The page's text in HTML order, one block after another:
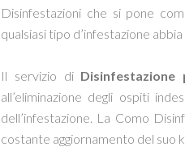
Disinfestazioni che si pone
qualsiasi tipo d’infestazione
Il servizio di Disinfestazione
all’eliminazione degli ospiti
dell’infestazione. La Como
costante aggiornamento del